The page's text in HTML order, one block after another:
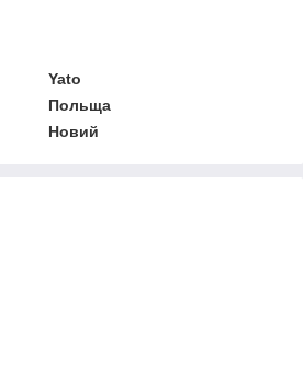
Yato
Польща
Новий